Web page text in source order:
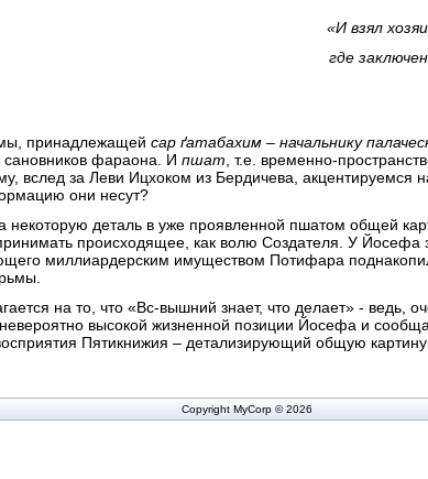
«И взял
где
принадлежащей сар ґатабахим – начальнику
сановников фараона. И пшат , т.е. временно-
вслед за Леви Ицхоком из Бердичева,
они несут?
некоторую деталь в уже проявленной пшатом общей
происходящее, как волю Создателя. У Йосефа
миллиардерским имуществом Потифара
на то, что «Вс-вышний знает, что делает» - ведь,
высокой жизненной позиции Йосефа и
Пятикнижия – детализирующий общую картину
Copyright MyCorp © 2026